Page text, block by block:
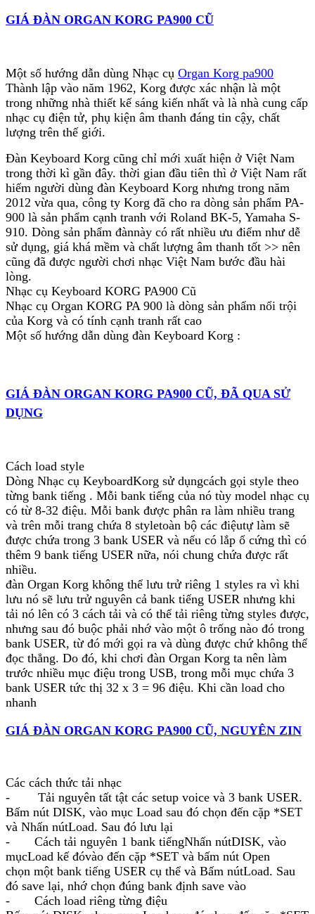
GIÁ ĐÀN ORGAN KORG PA900 CŨ
Một số hướng dẫn dùng Nhạc cụ Organ Korg pa900
Thành lập vào năm 1962, Korg được xác nhận là một
trong những nhà thiết kế sáng kiến nhất và là nhà cung cấp
nhạc cụ điện tử, phụ kiện âm thanh đáng tin cậy, chất
lượng trên thế giới.
Đàn Keyboard Korg cũng chỉ mới xuất hiện ở Việt Nam
trong thời kì gần đây. thời gian đầu tiên thì ở Việt Nam rất
hiếm người dùng đàn Keyboard Korg nhưng trong năm
2012 vừa qua, công ty Korg đã cho ra dòng sản phẩm PA-
900 là sản phẩm cạnh tranh với Roland BK-5, Yamaha S-
910. Dòng sản phẩm đànnày có rất nhiều ưu điểm như dễ
sử dụng, giá khá mềm và chất lượng âm thanh tốt >> nên
cũng đã được người chơi nhạc Việt Nam bước đầu hài
lòng.
Nhạc cụ Keyboard KORG PA900 Cũ
Nhạc cụ Organ KORG PA 900 là dòng sản phẩm nổi trội
của Korg và có tính cạnh tranh rất cao
Một số hướng dẫn dùng đàn Keyboard Korg :
GIÁ ĐÀN ORGAN KORG PA900 CŨ, ĐÃ QUA SỬ
DỤNG
Cách load style
Dòng Nhạc cụ KeyboardKorg sử dụngcách gọi style theo
từng bank tiếng . Mỗi bank tiếng của nó tùy model nhạc cụ
có từ 8-32 điệu. Mỗi bank được phân ra làm nhiều trang
và trên mỗi trang chứa 8 styletoàn bộ các điệutự làm sẽ
được chứa trong 3 bank USER và nếu có lắp ổ cứng thì có
thêm 9 bank tiếng USER nữa, nói chung chứa được rất
nhiều.
đàn Organ Korg không thể lưu trử riêng 1 styles ra vì khi
lưu nó sẽ lưu trử nguyên cả bank tiếng USER nhưng khi
tải nó lên có 3 cách tải và có thể tải riêng từng styles được,
nhưng sau đó buộc phải nhớ vào một ô trống nào đó trong
bank USER, từ đó mới gọi ra và dùng được chứ không thể
đọc thẳng. Do đó, khi chơi đàn Organ Korg ta nên làm
trước nhiều mục điệu trong USB, trong mỗi mục chứa 3
bank USER tức thị 32 x 3 = 96 điệu. Khi cần load cho
nhanh
GIÁ ĐÀN ORGAN KORG PA900 CŨ, NGUYÊN ZIN
Các cách thức tải nhạc
- Tải nguyên tất tật các setup voice và 3 bank USER.
Bấm nút DISK, vào mục Load sau đó chọn đến cặp *SET
và Nhấn nútLoad. Sau đó lưu lại
- Cách tải nguyên 1 bank tiếngNhấn nútDISK, vào
mụcLoad kế đóvào đến cặp *SET và bấm nút Open
chọn một bank tiếng USER cụ thể và Bấm nútLoad. Sau
đó save lại, nhớ chọn đúng bank định save vào
- Cách load riêng từng điệu